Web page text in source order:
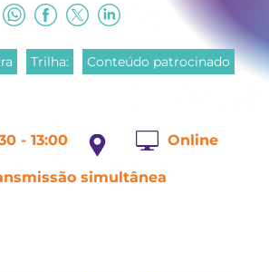
Trilha: Conteúdo patrocinado
- 13:00 Online
simultânea